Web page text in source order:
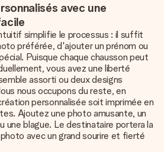
avec une
simplifie le processus : il suffit
préférée, d'ajouter un prénom ou
Puisque chaque chausson peut
vous avez une liberté
assorti ou deux designs
nous occupons du reste, en
personnalisée soit imprimée en
Ajoutez une photo amusante, un
une blague. Le destinataire portera la
avec un grand sourire et fierté